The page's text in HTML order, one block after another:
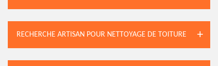
RECHERCHE ARTISAN POUR NETTOYAGE DE TOITURE